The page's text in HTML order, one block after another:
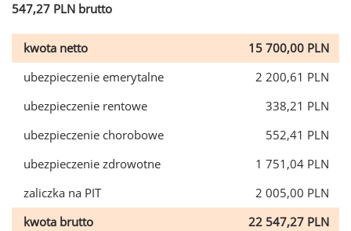
547,27 PLN brutto
kwota netto
15 700,00 PLN
ubezpieczenie emerytalne
2 200,61 PLN
ubezpieczenie rentowe
338,21 PLN
ubezpieczenie chorobowe
552,41 PLN
ubezpieczenie zdrowotne
1 751,04 PLN
zaliczka na PIT
2 005,00 PLN
kwota brutto
22 547,27 PLN